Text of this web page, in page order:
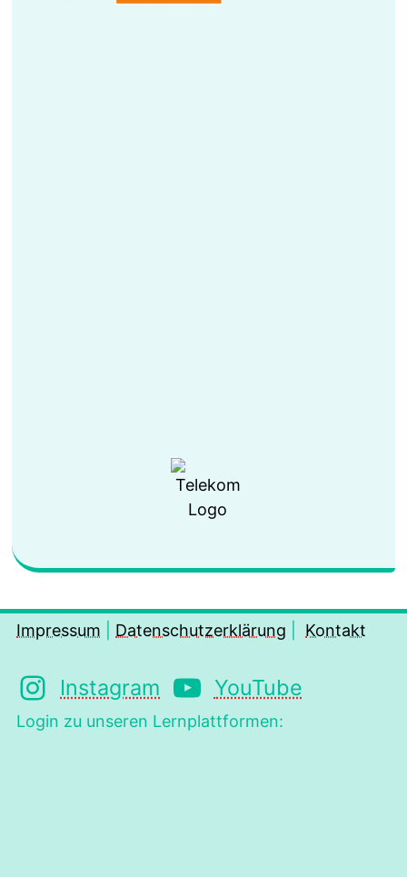
Impressum Datenschutzerklärung Kontakt
Instagram YouTube
Login zu unseren Lernplattformen: